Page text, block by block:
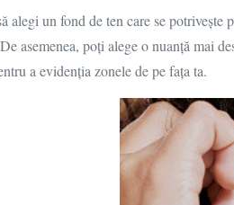
alegi un fond de ten care se
De asemenea, poți alege o nuanță mai
a evidenția zonele de pe fața ta.